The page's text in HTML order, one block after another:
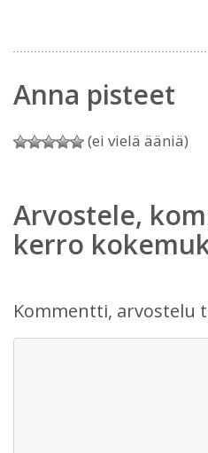
Anna pisteet
(ei vielä ääniä)
Arvostele,
kerro
Kommentti, arvostelu